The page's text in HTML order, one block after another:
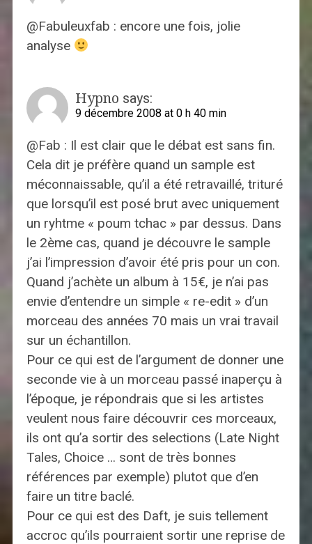
@Fabuleuxfab : encore une fois, jolie
analyse
Hypno says:
9 décembre 2008 at 0 h 40 min
@Fab : Il est clair que le débat est sans fin.
Cela dit je préfère quand un sample est
méconnaissable, qu’il a été retravaillé, trituré
que lorsqu’il est posé brut avec uniquement
un ryhtme « poum tchac » par dessus. Dans
le 2ème cas, quand je découvre le sample
j’ai l’impression d’avoir été pris pour un con.
Quand j’achète un album à 15€, je n’ai pas
envie d’entendre un simple « re-edit » d’un
morceau des années 70 mais un vrai travail
sur un échantillon.
Pour ce qui est de l’argument de donner une
seconde vie à un morceau passé inaperçu à
l’époque, je répondrais que si les artistes
veulent nous faire découvrir ces morceaux,
ils ont qu’a sortir des selections (Late Night
Tales, Choice … sont de très bonnes
références par exemple) plutot que d’en
faire un titre baclé.
Pour ce qui est des Daft, je suis tellement
accroc qu’ils pourraient sortir une reprise de